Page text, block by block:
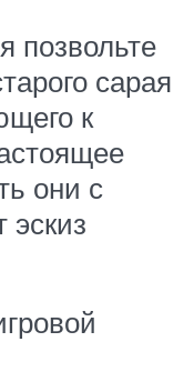
позвольте
сарая
к
они с
эскиз